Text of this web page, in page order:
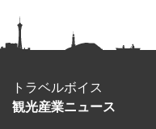
トラベルボイス
観光産業ニュース